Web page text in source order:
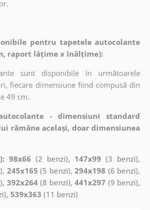
pentru tapetele autocolante
raport lățime x înălțime):
sunt disponibile în următoarele
fiecare dimensiune fiind compusă din
49 cm.
- dimensiuni standard
rămâne același, doar dimensiunea
98x66 (2 benzi), 147x99 (3 benzi),
245x165 (5 benzi),294x198 (6 benzi),
392x264(8 benzi),441x297 (9 benzi),
539x363 (11 benzi)